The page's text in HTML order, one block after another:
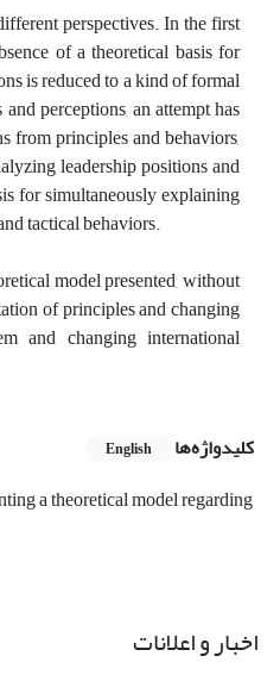
perspectives. In the first
of a theoretical basis for
is reduced to a kind of formal
perceptions, an attempt has
from principles and behaviors,
leadership positions and
for simultaneously explaining
tactical behaviors.
model presented, without
of principles and changing
and changing international
کلیدواژه‌ها English
a theoretical model regarding
اخبار و اعلانات